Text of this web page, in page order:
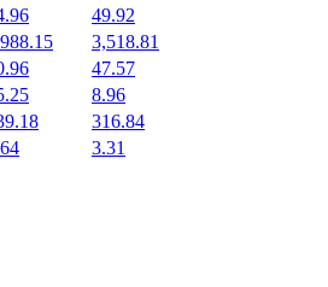
49.92
3,518.81
47.57
8.96
316.84
3.31